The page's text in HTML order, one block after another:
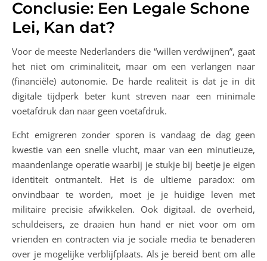
Conclusie: Een Legale Schone
Lei, Kan dat?
Voor de meeste Nederlanders die “willen verdwijnen”, gaat
het niet om criminaliteit, maar om een verlangen naar
(financiële) autonomie. De harde realiteit is dat je in dit
digitale tijdperk beter kunt streven naar een minimale
voetafdruk dan naar geen voetafdruk.
Echt emigreren zonder sporen is vandaag de dag geen
kwestie van een snelle vlucht, maar van een minutieuze,
maandenlange operatie waarbij je stukje bij beetje je eigen
identiteit ontmantelt. Het is de ultieme paradox: om
onvindbaar te worden, moet je je huidige leven met
militaire precisie afwikkelen. Ook digitaal. de overheid,
schuldeisers, ze draaien hun hand er niet voor om om
vrienden en contracten via je sociale media te benaderen
over je mogelijke verblijfplaats. Als je bereid bent om alle